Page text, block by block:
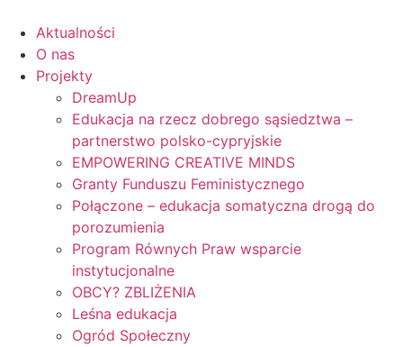
content
Aktualności
O nas
Projekty
DreamUp
Edukacja na rzecz dobrego sąsiedztwa –
partnerstwo polsko-cypryjskie
EMPOWERING CREATIVE MINDS
Granty Funduszu Feministycznego
Połączone – edukacja somatyczna drogą do
porozumienia
Program Równych Praw wsparcie
instytucjonalne
OBCY? ZBLIŻENIA
Leśna edukacja
Ogród Społeczny